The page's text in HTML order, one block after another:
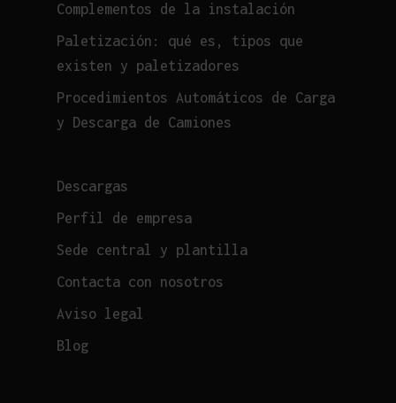
Complementos de la instalación
Paletización: qué es, tipos que
existen y paletizadores
Procedimientos Automáticos de Carga
y Descarga de Camiones
Descargas
Perfil de empresa
Sede central y plantilla
Contacta con nosotros
Aviso legal
Blog